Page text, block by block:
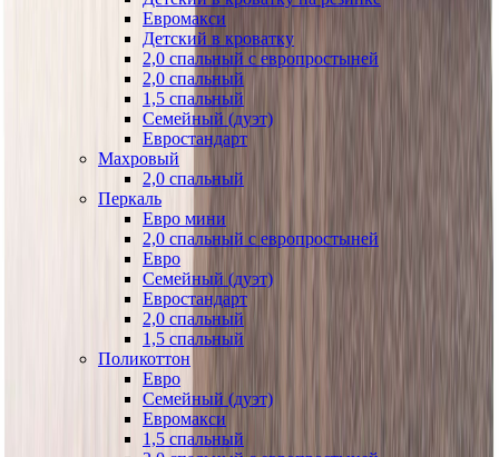
Евромакси
Детский в кроватку
2,0 спальный с европростыней
2,0 спальный
1,5 спальный
Семейный (дуэт)
Евростандарт
Махровый
2,0 спальный
Перкаль
Евро мини
2,0 спальный с европростыней
Евро
Семейный (дуэт)
Евростандарт
2,0 спальный
1,5 спальный
Поликоттон
Евро
Семейный (дуэт)
Евромакси
1,5 спальный